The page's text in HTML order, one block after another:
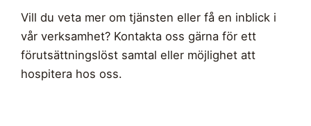
Vill du veta mer om tjänsten eller få en inblick i
vår verksamhet? Kontakta oss gärna för ett
förutsättningslöst samtal eller möjlighet att
hospitera hos oss.